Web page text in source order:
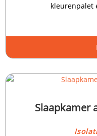
kleurenpalet
Slaapkamer